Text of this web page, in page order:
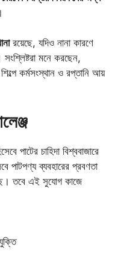
রয়েছে, যদিও নানা কারণে
মনে করছেন,
কর্মসংস্থান ও রপ্তানি আয়
পাটের চাহিদা বিশ্ববাজারে
পাটপণ্য ব্যবহারের প্রবণতা
তবে এই সুযোগ কাজে